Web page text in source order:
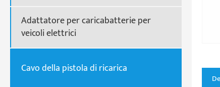
Adattatore per caricabatterie per
veicoli elettrici
Cavo della pistola di ricarica